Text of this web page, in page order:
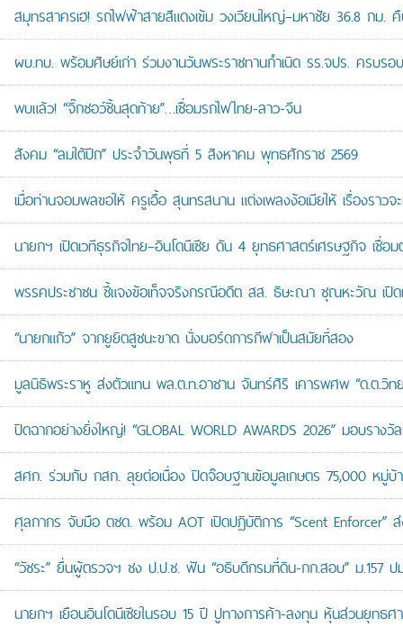
สมุทรสาครเฮ! รถไฟฟ้าสายสีแดงเข้ม วงเวียนใหญ่–มหาชัย 36.8 ก
ผบ.ทบ. พร้อมศิษย์เก่า ร่วมงานวันพระราชทานกำเนิด รร.จปร. ครบ
พบแล้ว! “จิ๊กซอว์ชิ้นสุดท้าย”…เชื่อมรถไฟไทย-ลาว-จีน
สังคม “ลมใต้ปีก” ประจำวันพุธที่ 5 สิงหาคม พุทธศักราช 2569
เมื่อท่านจอมพลขอให้ ครูเอื้อ สุนทรสนาน แต่งเพลงง้อเมียให้ เรื่องราวจะ
นายกฯ เปิดเวทีธุรกิจไทย–อินโดนีเซีย ดัน 4 ยุทธศาสตร์เศรษฐกิจ เ
พรรคประชาชน ชี้แจงข้อเท็จจริงกรณีอดีต สส. ธิษะณา ชุณหะวัณ เปิด
“นายกแก้ว” จากยูยิตสูชนะขาด นั่งบอร์ดการกีฬาเป็นสมัยที่สอง
มูลนิธิพระราหู ส่งตัวแทน พล.ต.ท.อาชาน จันทร์ศิริ เคารพศพ “ด.ต.วิท
ปิดฉากอย่างยิ่งใหญ่! “GLOBAL WORLD AWARDS 2026” มอบรา
สศก. ร่วมกับ กสก. ลุยต่อเนื่อง ปิดจ๊อบฐานข้อมูลเกษตร 75,000 หมู่
ศุลกากร จับมือ ตชด. พร้อม AOT เปิดปฏิบัติการ “Scent Enforcer”
“วัชระ” ยื่นผู้ตรวจฯ ชง ป.ป.ช. ฟัน “อธิบดีกรมที่ดิน-กก.สอบ” ม.157 ป
นายกฯ เยือนอินโดนีเซียในรอบ 15 ปี ปูทางการค้า-ลงทุน หุ้นส่วนยุทธศ